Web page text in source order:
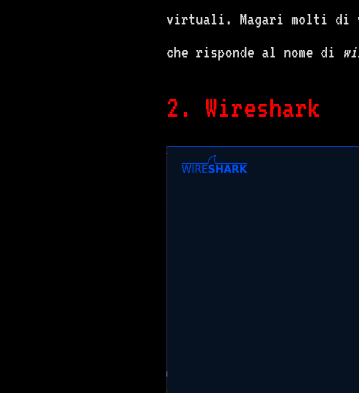
virtuali. Magari molti di
che risponde al nome di
2. Wireshark